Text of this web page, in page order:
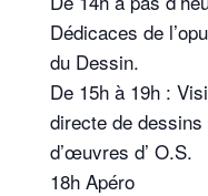
Dédicaces de
du Dessin.
De 15h à 19h :
directe de dessins
d’œuvres d’ O.S.
18h Apéro